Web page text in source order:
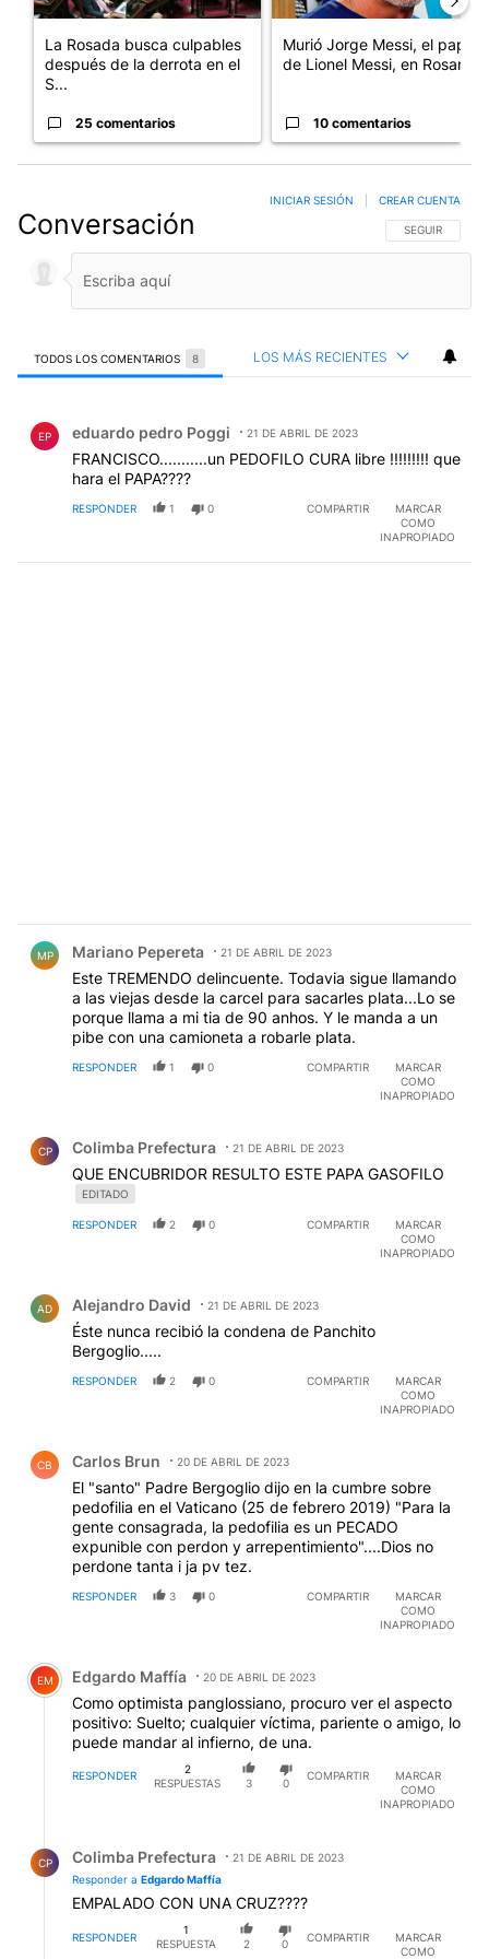
La Rosada busca culpables
después de la derrota en el
S...
25 comentarios
Murió Jorge Messi, el papá
de Lionel Messi, en Rosario
10 comentarios
Conversación SIGA ESTA
SEGUIR
INICIAR SESIÓN CREAR CUENTA
TODOS LOS COMENTARIOS 8 LOS MÁS RECIENTES
EP eduardo pedro Poggi 21 DE ABRIL DE 2023
FRANCISCO...........un PEDOFILO CURA libre !!!!!!!!! que
hara el PAPA????
RESPONDER 1 0 COMPARTIR
MARCAR
COMO
INAPROPIADO
MP Mariano Pepereta 21 DE ABRIL DE 2023
Este TREMENDO delincuente. Todavia sigue llamando
a las viejas desde la carcel para sacarles plata...Lo se
porque llama a mi tia de 90 anhos. Y le manda a un
pibe con una camioneta a robarle plata.
RESPONDER 1 0 COMPARTIR
MARCAR
COMO
INAPROPIADO
CP Colimba Prefectura 21 DE ABRIL DE 2023
QUE ENCUBRIDOR RESULTO ESTE PAPA GASOFILO
EDITADO
RESPONDER 2 0 COMPARTIR
MARCAR
COMO
INAPROPIADO
AD Alejandro David 21 DE ABRIL DE 2023
Éste nunca recibió la condena de Panchito
Bergoglio.....
RESPONDER 2 0 COMPARTIR
MARCAR
COMO
INAPROPIADO
CB Carlos Brun 20 DE ABRIL DE 2023
El "santo" Padre Bergoglio dijo en la cumbre sobre
pedofilia en el Vaticano (25 de febrero 2019) "Para la
gente consagrada, la pedofilia es un PECADO
expunible con perdon y arrepentimiento"....Dios no
perdone tanta i ja pv tez.
RESPONDER 3 0 COMPARTIR
MARCAR
COMO
INAPROPIADO
Comentario de Edgardo Maffía.
EM Edgardo Maffía 20 DE ABRIL DE 2023
Como optimista panglossiano, procuro ver el aspecto
positivo: Suelto; cualquier víctima, pariente o amigo, lo
puede mandar al infierno, de una.
RESPONDER
2
RESPUESTAS
3 0
COMPARTIR
MARCAR
COMO
INAPROPIADO
CP Colimba Prefectura
21 DE ABRIL DE 2023
Responder a Edgardo Maffía
EMPALADO CON UNA CRUZ????
RESPONDER
1
RESPUESTA
2 0
COMPARTIR
MARCAR
COMO